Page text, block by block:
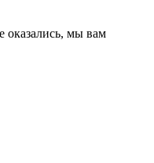
оказались, мы вам